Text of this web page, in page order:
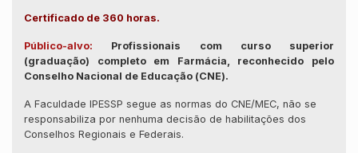
Certificado de 360 horas.
Público-alvo: Profissionais com curso superior
(graduação) completo em Farmácia, reconhecido pelo
Conselho Nacional de Educação (CNE).
A Faculdade IPESSP segue as normas do CNE/MEC, não se
responsabiliza por nenhuma decisão de habilitações dos
Conselhos Regionais e Federais.